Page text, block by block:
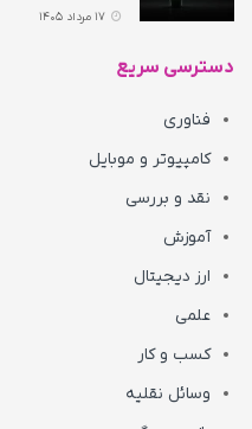
دسترسی سریع
فناوری
کامپیوتر و موبایل
نقد و بررسی
آموزش
ارز دیجیتال
علمی
کسب و کار
وسائل نقلیه